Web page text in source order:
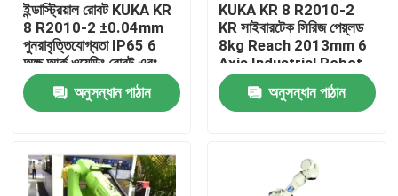
পণ্য
ইন্ডাস্ট্রিয়াল রোবট KUKA KR
8 R2010-2 ±0.04mm
পুনরাবৃত্তিযোগ্যতা IP65 6
অক্ষ আর্ক ওয়েল্ডিং রোবট এবং
KR C4 KR C5 KR C5-2
কন্ট্রোল ক্যাবিনেটঅনুসন্ধান পাঠান
KUKA KR 8 R2010-2
KR সাইবারটেক সিরিজ পেয়্লড
8kg Reach 2013mm 6
Axis Industrial Robot
TBi RM2 রোবট ওয়েল্ডিং টর্চ
অনুসন্ধান পাঠান